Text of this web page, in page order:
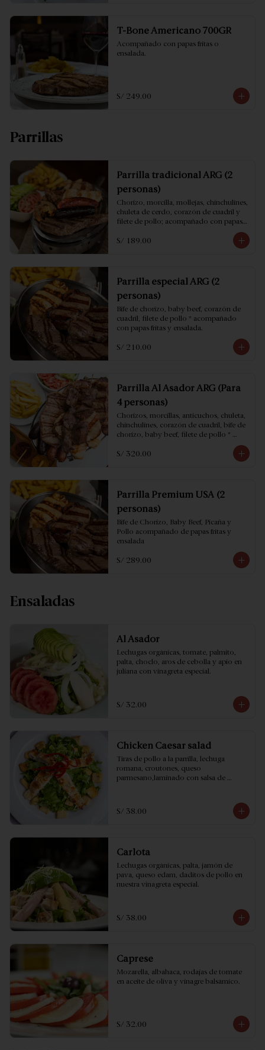
T-Bone Americano 700GR
Acompañado con papas fritas o
ensalada.
S/ 249.00
Parrillas
Parrilla tradicional ARG (2
personas)
Chorizo, morcilla, mollejas, chinchulines,
chuleta de cerdo, corazón de cuadril y
filete de pollo; acompañado con papas
S/ 189.00
Parrilla especial ARG (2
personas)
Bife de chorizo, baby beef, corazón de
cuadril, filete de pollo * acompañado
con papas fritas y ensalada.
S/ 210.00
Parrilla Al Asador ARG (Para
4 personas)
Chorizos, morcillas, anticuchos, chuleta,
chinchulines, corazón de cuadril, bife de
chorizo, baby beef, filete de pollo *
acompañado con papas fritas y ensalada.
S/ 320.00
Parrilla Premium USA (2
personas)
Bife de Chorizo, Baby Beef, Picaña y
Pollo acompañado de papas fritas y
ensalada
S/ 289.00
Ensaladas
Al Asador
Lechugas orgánicas, tomate, palmito,
palta, choclo, aros de cebolla y apio en
juliana con vinagreta especial.
S/ 32.00
Chicken Caesar salad
Tiras de pollo a la parrilla, lechuga
romana, croutones, queso
parmesano,laminado con salsa de
S/ 38.00
Carlota
Lechugas orgánicas, palta, jamón de
pava, queso edam, daditos de pollo en
nuestra vinagreta especial.
S/ 38.00
Caprese
Mozarella, albahaca, rodajas de tomate
en aceite de oliva y vinagre balsámico.
S/ 32.00